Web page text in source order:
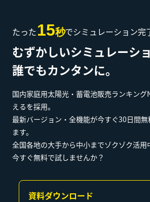
たった15秒でシミュレーション完
むずかしいシミュレーシ
誰でもカンタンに。
国内家庭用太陽光・蓄電池販売ランキン
えるを採用。
最新バージョン・全機能が今すぐ30日間
ます。
全国各地の大手から中小までゾクゾク活用
今すぐ無料で試しませんか？
資料ダウンロード